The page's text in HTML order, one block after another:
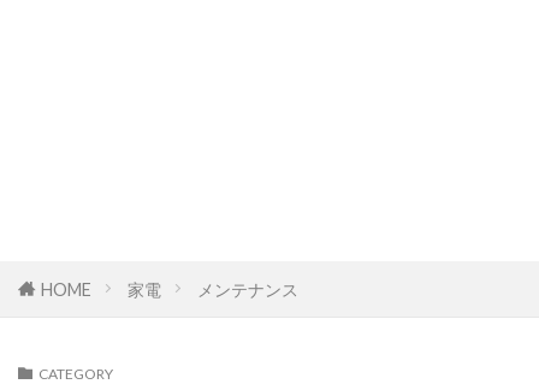
HOME 家電 メンテナンス
CATEGORY